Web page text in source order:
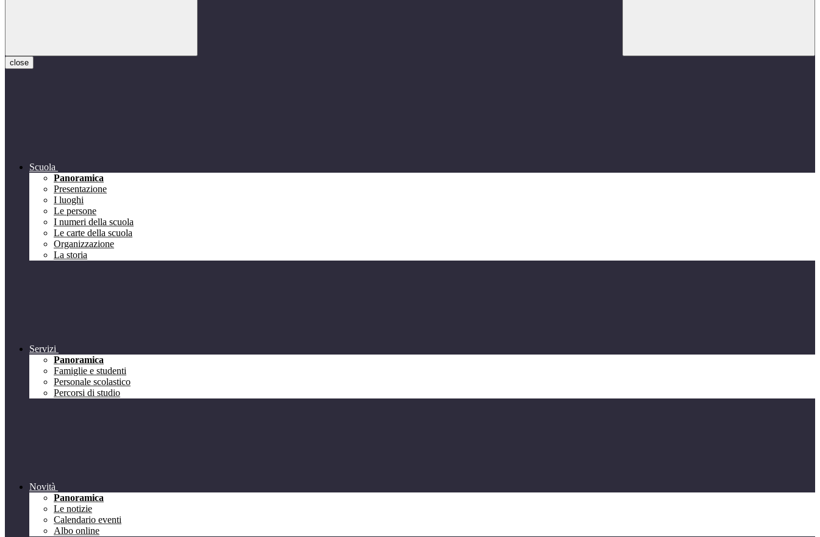
close
Scuola
Panoramica
Presentazione
I luoghi
Le persone
I numeri della scuola
Le carte della scuola
Organizzazione
La storia
Servizi
Panoramica
Famiglie e studenti
Personale scolastico
Percorsi di studio
Novità
Panoramica
Le notizie
Calendario eventi
Albo online